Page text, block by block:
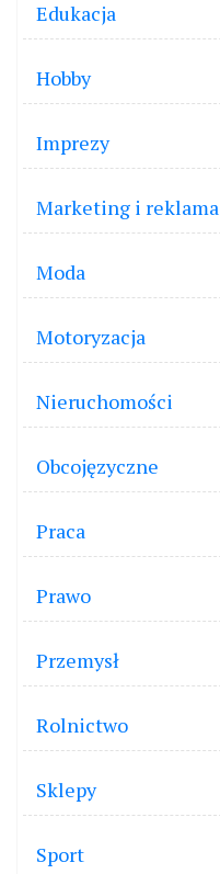
Edukacja
Hobby
Imprezy
Marketing i reklama
Moda
Motoryzacja
Nieruchomości
Obcojęzyczne
Praca
Prawo
Przemysł
Rolnictwo
Sklepy
Sport